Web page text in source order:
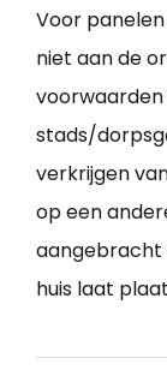
Voor
niet aan de
stads/
verkrijgen
op een
aangebracht
huis laat